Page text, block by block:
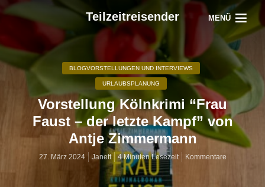
Teilzeitreisender MENÜ
BLOGVORSTELLUNGEN UND INTERVIEWS
URLAUBSPLANUNG
Vorstellung Kölnkrimi “Frau
Faust – der letzte Kampf” von
Antje Zimmermann
27. März 2024 Janett 4 Minuten Lesezeit Kommentare